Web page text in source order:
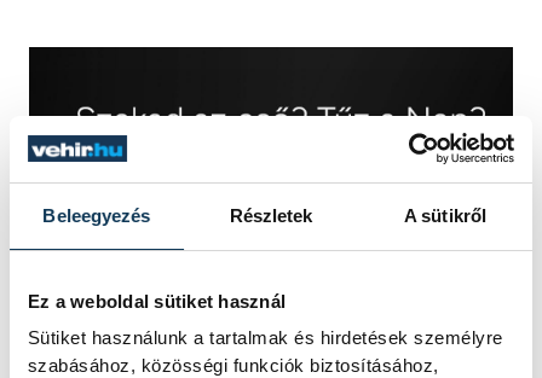
Beleegyezés Részletek A sütikről
Ez a weboldal sütiket használ
Sütiket használunk a tartalmak és hirdetések személyre
szabásához, közösségi funkciók biztosításához,